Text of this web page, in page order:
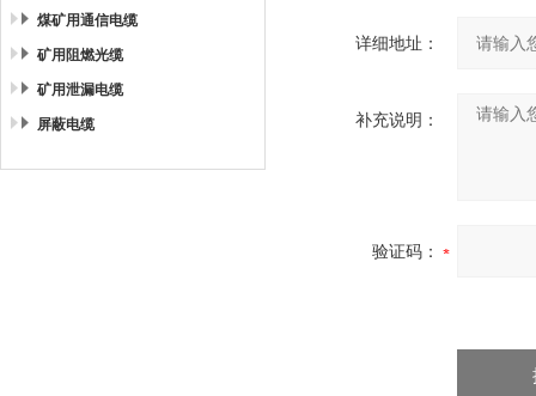
煤矿用通信电缆
矿用阻燃光缆
矿用泄漏电缆
屏蔽电缆
详细地址：
补充说明：
验证码：